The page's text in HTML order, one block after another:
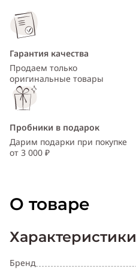
Гарантия качества
Продаем только
оригинальные товары
Пробники в подарок
Дарим подарки при покупке
от 3 000 ₽
О товаре
Характеристики
Бренд